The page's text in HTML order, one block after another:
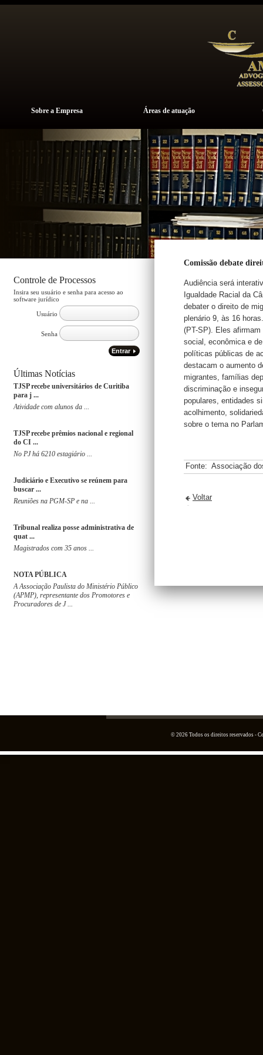
Sobre a Empresa Áreas de atuação
Controle de Processos
Insira seu usuário e senha para acesso ao
software jurídico
Usuário
Senha
Entrar
Últimas Notícias
TJSP recebe universitários de Curitiba
para j ...
Atividade com alunos da ...
TJSP recebe prêmios nacional e regional
do CI ...
No PJ há 6210 estagiário ...
Judiciário e Executivo se reúnem para
buscar ...
Reuniões na PGM-SP e na ...
Tribunal realiza posse administrativa de
quat ...
Magistrados com 35 anos ...
NOTA PÚBLICA
A Associação Paulista do Ministério Público
(APMP), representante dos Promotores e
Procuradores de J ...
Comissão debate
Audiência será
Igualdade Racial da
debater o direito de
plenário 9, às 16
(PT-SP). Eles
social, econômica e
políticas públicas de
destacam o aumento
migrantes, famílias
discriminação e
populares, entidades
acolhimento,
sobre o tema no
Fonte: Associação
Voltar
© 2026 Todos os direitos reservados -